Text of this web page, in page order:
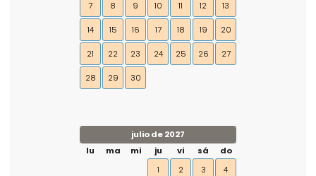
7 8 9 10 11 12 13
14 15 16 17 18 19 20
21 22 23 24 25 26 27
28 29 30
julio de 2027
lu
ma mi ju vi sá
do
1
2 3 4